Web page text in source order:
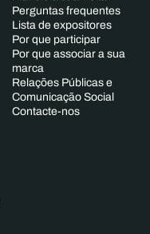
Perguntas frequentes
Lista de expositores
Por que participar
Por que associar a sua
marca
Relações Públicas e
Comunicação Social
Contacte-nos